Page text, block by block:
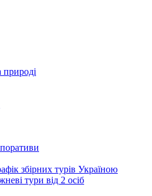
збірних турів Україною
тури від 2 осіб